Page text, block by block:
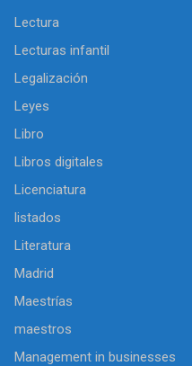
Lectura
Lecturas infantil
Legalización
Leyes
Libro
Libros digitales
Licenciatura
listados
Literatura
Madrid
Maestrías
maestros
Management in businesses